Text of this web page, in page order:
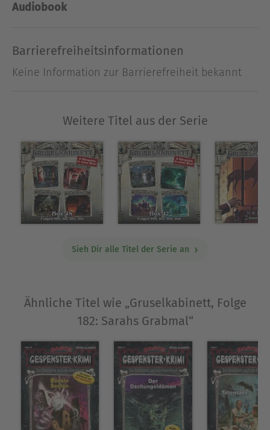
Audiobook
Barrierefreiheitsinformationen
Keine Information zur Barrierefreiheit bekannt
Weitere Titel aus der Serie
Sieh Dir alle Titel der Serie an
Ähnliche Titel wie „Gruselkabinett, Folge
182: Sarahs Grabmal“